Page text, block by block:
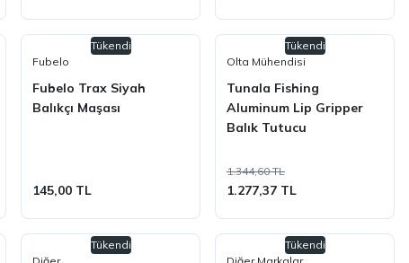
Tükendi
Fubelo
Fubelo Trax Siyah
Balıkçı Maşası
145,00 TL
Tükendi
Olta Mühendisi
Tunala Fishing
Aluminum Lip Gripper
Balık Tutucu
1.344,60 TL
1.277,37 TL
Tükendi
Tükendi